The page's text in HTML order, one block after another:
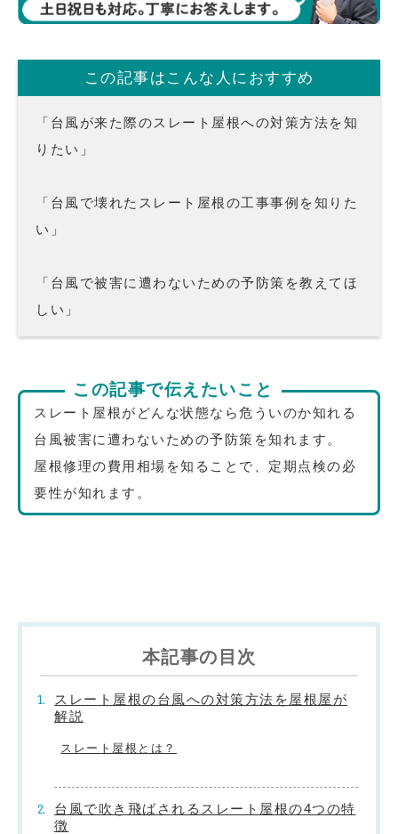
この記事はこんな人におすすめ
「台風が来た際のスレート屋根への対策方法を知
りたい」
「台風で壊れたスレート屋根の工事事例を知りた
い」
「台風で被害に遭わないための予防策を教えてほ
しい」
この記事で伝えたいこと
スレート屋根がどんな状態なら危ういのか知れる
台風被害に遭わないための予防策を知れます。
屋根修理の費用相場を知ることで、定期点検の必
要性が知れます。
本記事の目次
スレート屋根の台風への対策方法を屋根屋が
解説
スレート屋根とは？
台風で吹き飛ばされるスレート屋根の4つの特
徴